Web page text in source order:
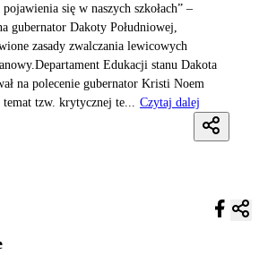
się w naszych szkołach” –
gubernator Dakoty Południowej,
zasady zwalczania lewicowych
Edukacji stanu Dakota
na polecenie gubernator Kristi Noem
tzw. krytycznej te...
Czytaj dalej